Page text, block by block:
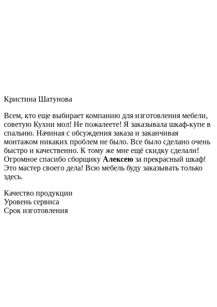
Кристина Шатунова
Всем, кто еще выбирает компанию для изготовления мебели,
советую Кухни мол! Не пожалеете! Я заказывала шкаф-купе в
спальню. Начиная с обсуждения заказа и заканчивая
монтажом никаких проблем не было. Все было сделано очень
быстро и качественно. К тому же мне ещё скидку сделали!
Огромное спасибо сборщику Алексею за прекрасный шкаф!
Это мастер своего дела! Всю мебель буду заказывать только
здесь.
Качество продукции
Уровень сервиса
Срок изготовления